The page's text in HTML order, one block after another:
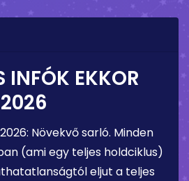
INFÓK EKKOR
: Növekvő sarló. Minden
(ami egy teljes holdciklus)
eljut a teljes